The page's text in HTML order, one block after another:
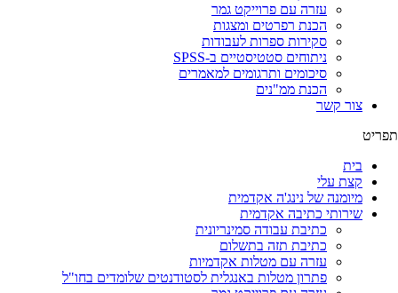
עזרה עם פרוייקט גמר
הכנת רפרטים ומצגות
סקירות ספרות לעבודות
ניתוחים סטטיסטיים ב-SPSS
סיכומים ותרגומים למאמרים
הכנת ממ"נים
צור קשר
תפריט
בית
קצת עלי
מיומנה של נינג'ה אקדמית
שירותי כתיבה אקדמית
כתיבת עבודה סמינריונית
כתיבת תזה בתשלום
עזרה עם מטלות אקדמיות
פתרון מטלות באנגלית לסטודנטים שלומדים בחו"ל